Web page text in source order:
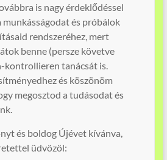
is nagy érdeklődéssel
és próbálok
rendszeréhez, mert
benne (persze követve
kontrollieren tanácsát is.
és köszönöm
megosztod a tudásodat és
és boldog Újévet kívánva,
üdvözöl: